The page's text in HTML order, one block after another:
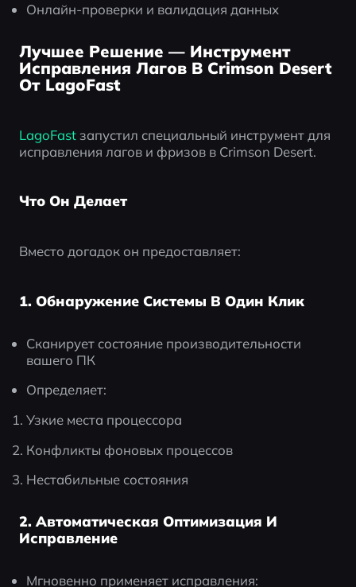
Онлайн-проверки и валидация данных
Лучшее Решение — Инструмент
Исправления Лагов В Crimson Desert
От LagoFast
LagoFast запустил специальный инструмент для
исправления лагов и фризов в Crimson Desert.
Что Он Делает
Вместо догадок он предоставляет:
1. Обнаружение Системы В Один Клик
Сканирует состояние производительности
вашего ПК
Определяет:
Узкие места процессора
Конфликты фоновых процессов
Нестабильные состояния
2. Автоматическая Оптимизация И
Исправление
Мгновенно применяет исправления: